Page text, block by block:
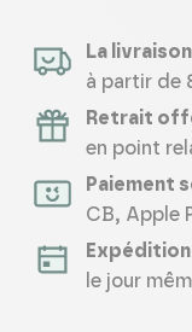
La
à partir de
Retrait
en point
Paiement
CB, Apple
Expédition
le jour